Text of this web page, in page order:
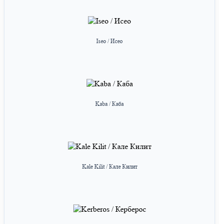
Iseo / Исео
Kaba / Каба
Kale Kilit / Кале Килит